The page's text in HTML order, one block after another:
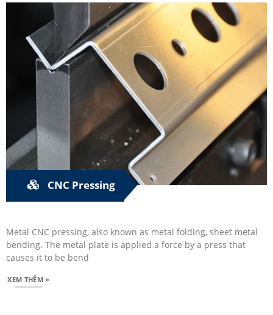
CNC Pressing
Metal CNC pressing, also known as metal folding, sheet metal
bending. The metal plate is applied a force by a press that
causes it to be bend
XEM THÊM »